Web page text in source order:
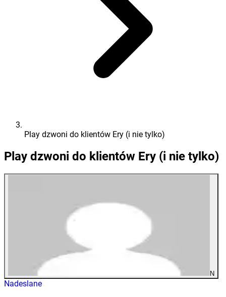
Play dzwoni do klientów Ery (i nie tylko)
Play dzwoni do klientów Ery (i nie tylko)
N
Nadeslane